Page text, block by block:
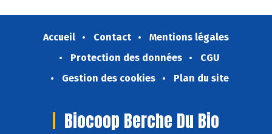
Accueil Contact
Mentions légales
Protection des données
CGU
Gestion des cookies
Plan du site
Biocoop Berche Du Bio